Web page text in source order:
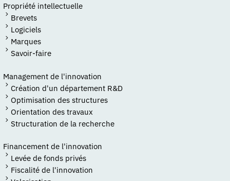
Propriété intellectuelle
Brevets
Logiciels
Marques
Savoir-faire
Management de l'innovation
Création d'un département R&D
Optimisation des structures
Orientation des travaux
Structuration de la recherche
Financement de l'innovation
Levée de fonds privés
Fiscalité de l'innovation